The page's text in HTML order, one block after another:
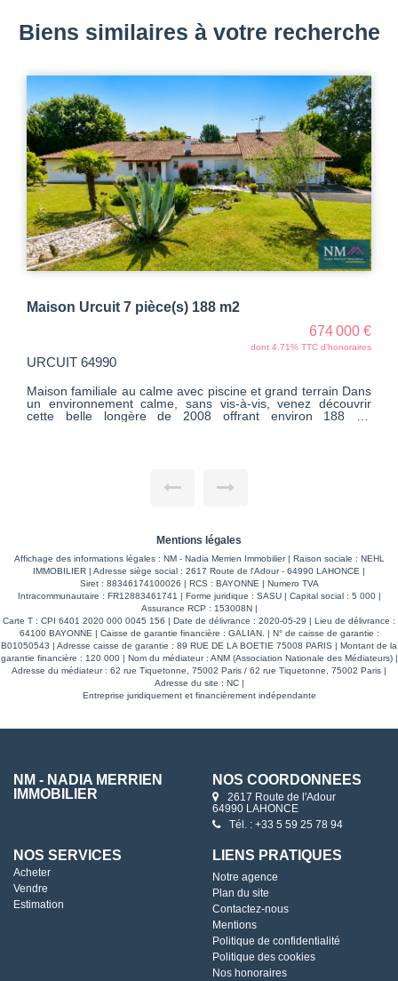
Biens similaires à votre recherche
Maison Urcuit 7 pièce(s) 188 m2
674 000 €
dont 4.71% TTC d'honoraires
URCUIT 64990
Maison familiale au calme avec piscine et grand terrain Dans
un environnement calme, sans vis-à-vis, venez découvrir
cette belle longère de 2008 offrant environ 188 m²
pouvez me contacter au 06.32.22.22.63 ou par mail :
audrey.pinque@merrien-immobilier.com AUDREY PINQUE
(EI) Agent Commercial - Numéro RSAC : 534592142 -
Bayonne.
Mentions légales
Affichage des informations légales : NM - Nadia Merrien Immobilier | Raison sociale : NEHL
IMMOBILIER | Adresse siège social : 2617 Route de l'Adour - 64990 LAHONCE |
Siret : 88346174100026 | RCS : BAYONNE | Numero TVA
Intracommunautaire : FR12883461741 | Forme juridique : SASU | Capital social : 5 000 |
Assurance RCP : 153008N |
Carte T : CPI 6401 2020 000 0045 156 | Date de délivrance : 2020-05-29 | Lieu de délivrance :
64100 BAYONNE | Caisse de garantie financière : GALIAN. | N° de caisse de garantie :
B01050543 | Adresse caisse de garantie : 89 RUE DE LA BOETIE 75008 PARIS | Montant de la
garantie financière : 120 000 | Nom du médiateur : ANM (Association Nationale des Médiateurs) |
Adresse du médiateur : 62 rue Tiquetonne, 75002 Paris / 62 rue Tiquetonne, 75002 Paris |
Adresse du site : NC |
Entreprise juridiquement et financièrement indépendante
NM - NADIA MERRIEN
IMMOBILIER
NOS COORDONNÉES
2617 Route de l'Adour
64990 LAHONCE
Tél. : +33 5 59 25 78 94
NOS SERVICES
Acheter
Vendre
Estimation
LIENS PRATIQUES
Notre agence
Plan du site
Contactez-nous
Mentions
Politique de confidentialité
Politique des cookies
Nos honoraires